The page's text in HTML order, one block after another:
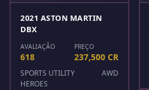
2021 ASTON MARTIN
DBX
AVALIAÇÃO
618
PREÇO
237,500 CR
SPORTS UTILITY
HEROES
AWD